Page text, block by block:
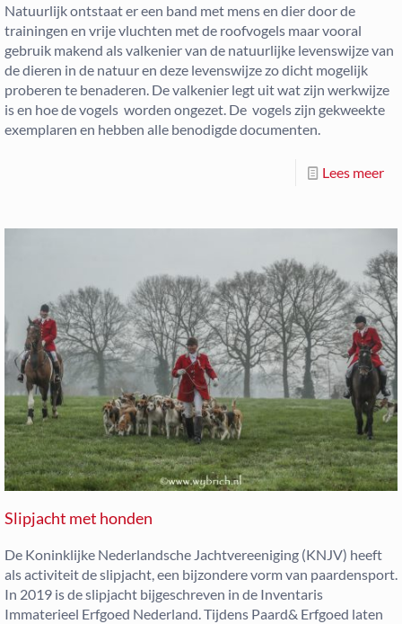
Natuurlijk ontstaat er een band met mens en dier door de
trainingen en vrije vluchten met de roofvogels maar vooral
gebruik makend als valkenier van de natuurlijke levenswijze van
de dieren in de natuur en deze levenswijze zo dicht mogelijk
proberen te benaderen. De valkenier legt uit wat zijn werkwijze
is en hoe de vogels worden ongezet. De vogels zijn gekweekte
exemplaren en hebben alle benodigde documenten.
Lees meer
Slipjacht met honden
De Koninklijke Nederlandsche Jachtvereeniging (KNJV) heeft
als activiteit de slipjacht, een bijzondere vorm van paardensport.
In 2019 is de slipjacht bijgeschreven in de Inventaris
Immaterieel Erfgoed Nederland. Tijdens Paard& Erfgoed laten